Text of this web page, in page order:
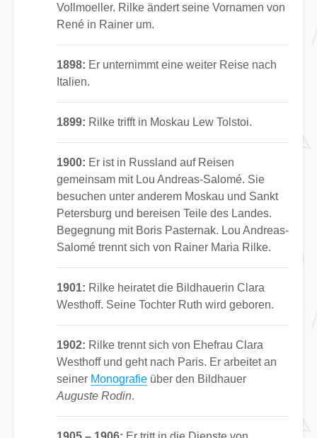
Vollmoeller. Rilke ändert seine Vornamen von
René in Rainer um.
1898: Er unternimmt eine weiter Reise nach
Italien.
1899: Rilke trifft in Moskau Lew Tolstoi.
1900: Er ist in Russland auf Reisen
gemeinsam mit Lou Andreas-Salomé. Sie
besuchen unter anderem Moskau und Sankt
Petersburg und bereisen Teile des Landes.
Begegnung mit Boris Pasternak. Lou Andreas-
Salomé trennt sich von Rainer Maria Rilke.
1901: Rilke heiratet die Bildhauerin Clara
Westhoff. Seine Tochter Ruth wird geboren.
1902: Rilke trennt sich von Ehefrau Clara
Westhoff und geht nach Paris. Er arbeitet an
seiner Monografie über den Bildhauer
Auguste Rodin.